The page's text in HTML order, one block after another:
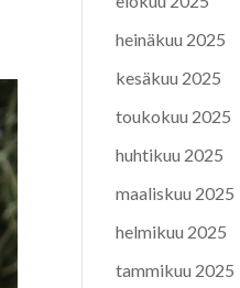
heinäkuu 2025
kesäkuu 2025
toukokuu 2025
huhtikuu 2025
maaliskuu 2025
helmikuu 2025
tammikuu 2025